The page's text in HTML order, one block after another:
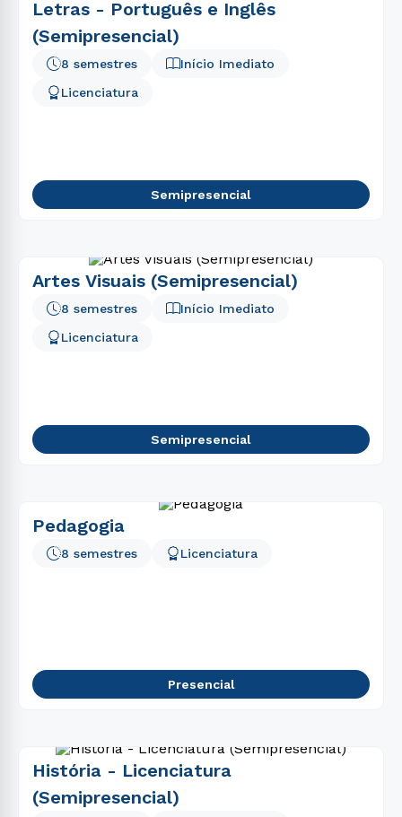
Letras - Português e Inglês
(Semipresencial)
Início Imediato
8 semestres
Licenciatura
Semipresencial
Artes Visuais (Semipresencial)
8 semestres
Início Imediato
Licenciatura
Semipresencial
Pedagogia
Licenciatura
8 semestres
Presencial
História - Licenciatura
(Semipresencial)